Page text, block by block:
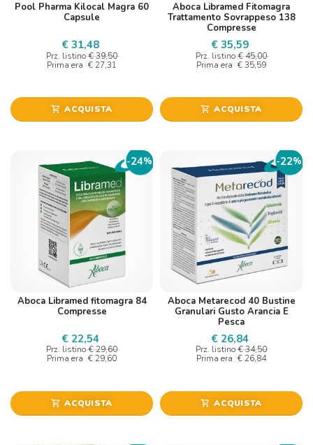
Pool Pharma Kilocal Magra 60
Capsule
€ 31,48
Prz. listino € 39,50
Prima era € 27,31
shopping_cart ACQUISTA
Aboca Libramed Fitomagra
Trattamento Sovrappeso 138
Compresse
€ 35,59
Prz. listino € 45,00
Prima era € 35,59
shopping_cart ACQUISTA
-24%
Aboca Libramed fitomagra 84
Compresse
€ 22,54
Prz. listino € 29,60
Prima era € 29,60
shopping_cart ACQUISTA
-22%
Aboca Metarecod 40 Bustine
Granulari Gusto Arancia E
Pesca
€ 26,84
Prz. listino € 34,50
Prima era € 26,84
shopping_cart ACQUISTA